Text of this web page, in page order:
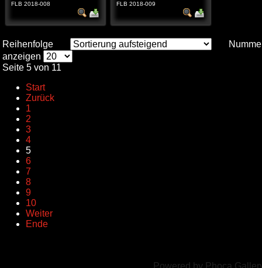
FLB 2018-008 FLB 2018-009
Reihenfolge
anzeigen
Seite 5 von 11
Start
Zurück
1
2
3
4
5
6
7
8
9
10
Weiter
Ende
Powered by Phoca